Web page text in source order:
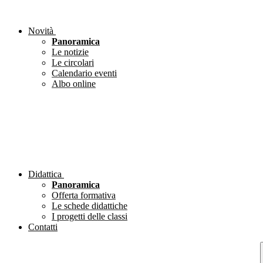
Novità
Panoramica
Le notizie
Le circolari
Calendario eventi
Albo online
Didattica
Panoramica
Offerta formativa
Le schede didattiche
I progetti delle classi
Contatti